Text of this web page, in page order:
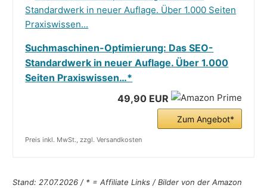
Suchmaschinen-Optimierung: Das SEO-
Standardwerk in neuer Auflage. Über 1.000
Seiten Praxiswissen…*
49,90 EUR
Zum Angebot*
Preis inkl. MwSt., zzgl. Versandkosten
Stand: 27.07.2026 / * = Affiliate Links / Bilder von der Amazon